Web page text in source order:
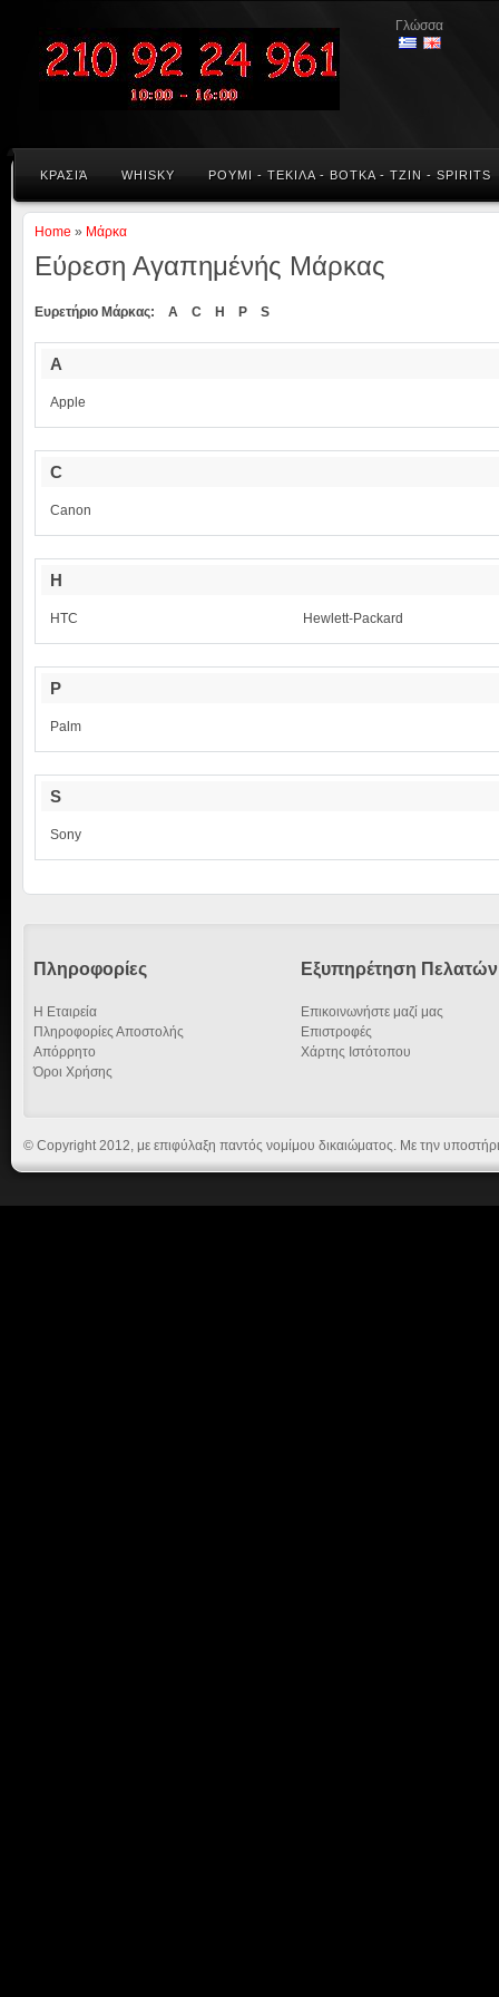
Γλώσσα
KΡΑΣΙΆ WHISKY ΡΟΥΜΙ - ΤΕΚΙΛΑ - ΒΟΤΚΑ - ΤΖΙΝ - SPIRITS
Home » Μάρκα
Εύρεση Αγαπημένής Μάρκας
Ευρετήριο Μάρκας: A C H P S
A
Apple
C
Canon
H
HTC Hewlett-Packard
P
Palm
S
Sony
Πληροφορίες
Η Εταιρεία
Πληροφορίες Αποστολής
Απόρρητο
Όροι Χρήσης
Εξυπηρέτηση Πελατών
Επικοινωνήστε μαζί μας
Επιστροφές
Χάρτης Ιστότοπου
© Copyright 2012, με επιφύλαξη παντός νομίμου δικαιώματος. Με την